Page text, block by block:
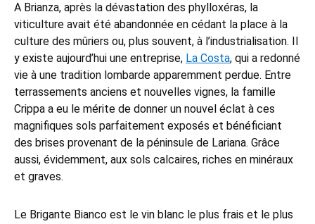
A Brianza, après la dévastation des phylloxéras, la
viticulture avait été abandonnée en cédant la place à la
culture des mûriers ou, plus souvent, à l’industrialisation. Il
y existe aujourd’hui une entreprise, La Costa, qui a redonné
vie à une tradition lombarde apparemment perdue. Entre
terrassements anciens et nouvelles vignes, la famille
Crippa a eu le mérite de donner un nouvel éclat à ces
magnifiques sols parfaitement exposés et bénéficiant
des brises provenant de la péninsule de Lariana. Grâce
aussi, évidemment, aux sols calcaires, riches en minéraux
et graves.
Le Brigante Bianco est le vin blanc le plus frais et le plus